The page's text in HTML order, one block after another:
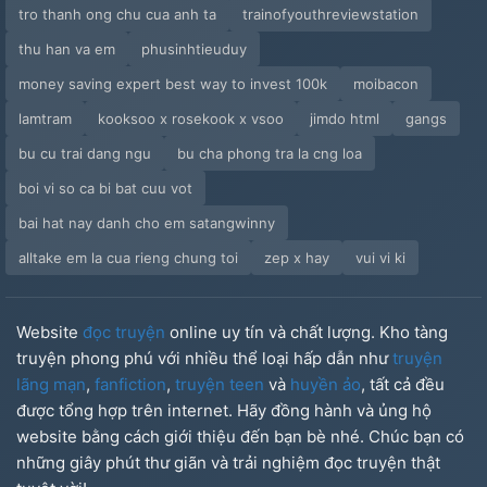
Series H- Hawaii (p4)
Series H- Hồ Ly Tinh(p1)
Series H - Hồ Ly Tinh (p2)
Series H - Hồ Ly Tinh (p3)
Gặp Được Lee Yoohan 17 Tuổi (p2)
Series H - Thỏ
Trong Một Tuần Lee Yoohan Không Tỉnh Lại.
Halloween 2022
tro thanh ong chu cua anh ta
trainofyouthreviewstation
thu han va em
phusinhtieuduy
money saving expert best way to invest 100k
moibacon
lamtram
kooksoo x rosekook x vsoo jimdo html
gangs
bu cu trai dang ngu
bu cha phong tra la cng loa
boi vi so ca bi bat cuu vot
bai hat nay danh cho em satangwinny
alltake em la cua rieng chung toi
zep x hay vui vi ki
Website đọc truyện online uy tín và chất lượng. Kho tàng
truyện phong phú với nhiều thể loại hấp dẫn nhưtruyện
lãng mạn, fanfiction, truyện teen và huyền ảo, tất cả đều
được tổng hợp trên internet. Hãy đồng hành và ủng hộ
website bằng cách giới thiệu đến bạn bè nhé. Chúc bạn có
những giây phút thư giãn và trải nghiệm đọc truyện thật